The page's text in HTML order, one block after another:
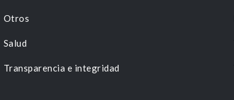
Otros
Salud
Transparencia e integridad